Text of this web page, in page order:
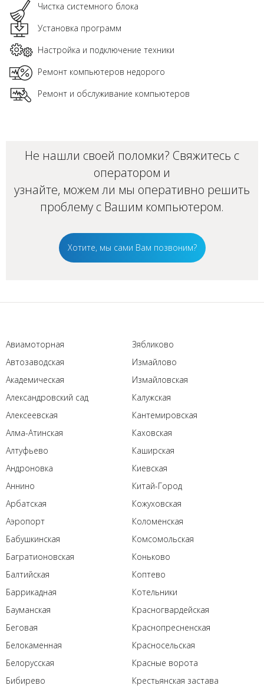
Чистка системного блока
Установка программ
Настройка и подключение техники
Ремонт компьютеров недорого
Ремонт и обслуживание компьютеров
Не нашли своей поломки? Свяжитесь с
оператором и
узнайте, можем ли мы оперативно решить
проблему с Вашим компьютером.
Хотите, мы сами Вам позвоним?
Авиамоторная
Автозаводская
Академическая
Александровский сад
Алексеевская
Алма-Атинская
Алтуфьево
Андроновка
Аннино
Арбатская
Аэропорт
Бабушкинская
Багратионовская
Балтийская
Баррикадная
Бауманская
Беговая
Белокаменная
Белорусская
Бибирево
Зябликово
Измайлово
Измайловская
Калужская
Кантемировская
Каховская
Каширская
Киевская
Китай-Город
Кожуховская
Коломенская
Комсомольская
Коньково
Коптево
Котельники
Красногвардейская
Краснопресненская
Красносельская
Красные ворота
Крестьянская застава